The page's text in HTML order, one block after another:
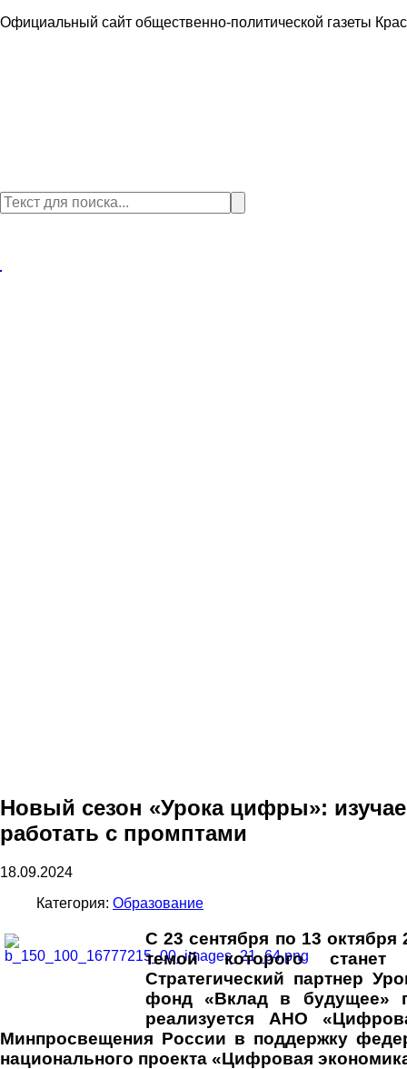
Официальный сайт общественно-политической газеты
Новый сезон «Урока цифры»:
работать с промптами
18.09.2024
Категория: Образование
С 23 сентября по 13
темой которого станет
Стратегический партнер
фонд «Вклад в будущее»
реализуется АНО
Минпросвещения России в поддержку
национального проекта «Цифровая